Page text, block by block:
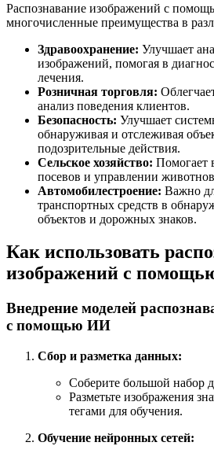
Распознавание изображений с
многочисленные преимущества в
Здравоохранение: Улучшает
изображений, помогая в
лечения.
Розничная торговля:
анализ поведения клиентов.
Безопасность: Улучшает
обнаруживая и отслеживая
подозрительные действия.
Сельское хозяйство: Помогает
посевов и управлении
Автомобилестроение: Важно
транспортных средств в
объектов и дорожных знаков.
Как использовать
изображений с
Внедрение моделей
с помощью ИИ
Сбор и разметка данных:
Соберите большой набор
Разметьте изображения
тегами для обучения.
Обучение нейронных сетей: